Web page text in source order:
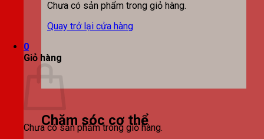
Chưa có sản phẩm trong giỏ hàng.
Quay trở lại cửa hàng
0
Giỏ hàng
Chưa có sản phẩm trong giỏ hàng.
Chăm sóc cơ thể